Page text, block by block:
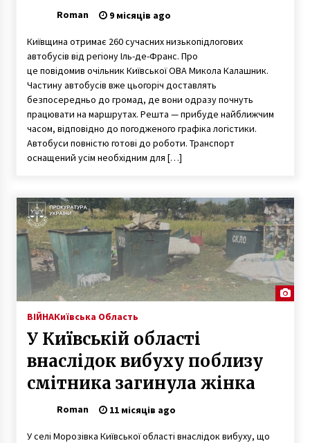
Roman 9 місяців ago
Київщина отримає 260 сучасних низькопідлогових
автобусів від регіону Іль-де-Франс. Про
це повідомив очільник Київської ОВА Микола Калашник.
Частину автобусів вже цьогоріч доставлять
безпосередньо до громад, де вони одразу почнуть
працювати на маршрутах. Решта — прибуде найближчим
часом, відповідно до погодженого графіка логістики.
Автобуси повністю готові до роботи. Транспорт
оснащений усім необхідним для […]
ВІЙНАКиївська Область
У Київській області
внаслідок вибуху поблизу
смітника загинула жінка
Roman 11 місяців ago
У селі Морозівка Київської області внаслідок вибуху, що